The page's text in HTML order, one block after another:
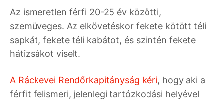
Az ismeretlen férfi 20-25 év közötti,
szemüveges. Az elkövetéskor fekete kötött téli
sapkát, fekete téli kabátot, és szintén fekete
hátizsákot viselt.
A Ráckevei Rendőrkapitányság kéri, hogy aki a
férfit felismeri, jelenlegi tartózkodási helyével